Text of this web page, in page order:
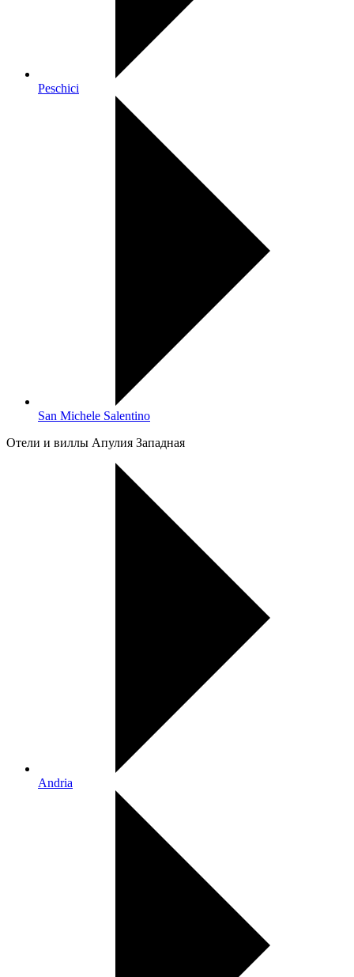
Peschici
San Michele Salentino
Oтели и виллы Апулия Западная
Andria